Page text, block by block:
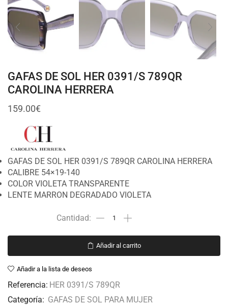
GAFAS DE SOL HER 0391/S 789QR
CAROLINA HERRERA
159.00€
GAFAS DE SOL HER 0391/S 789QR CAROLINA HERRERA
CALIBRE 54×19-140
COLOR VIOLETA TRANSPARENTE
LENTE MARRON DEGRADADO VIOLETA
Añadir al carrito
Añadir a la lista de deseos
Referencia: HER 0391/S 789QR
Categoría: GAFAS DE SOL PARA MUJER